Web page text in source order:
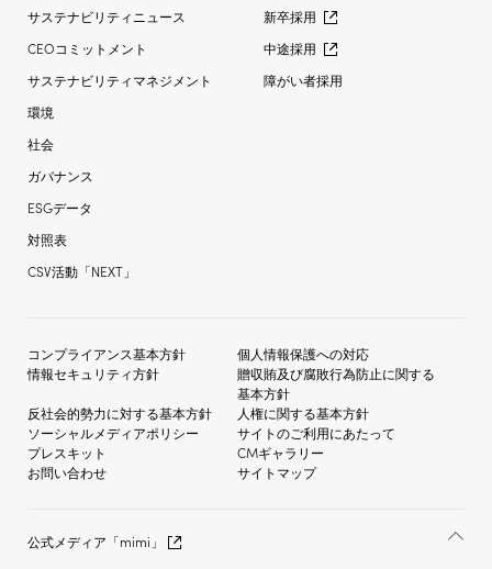
サステナビリティニュース
CEOコミットメント
サステナビリティマネジメント
環境
社会
ガバナンス
ESGデータ
対照表
CSV活動「NEXT」
新卒採用
中途採用
障がい者採用
コンプライアンス基本方針
個人情報保護への対応
情報セキュリティ方針
贈収賄及び腐敗行為防止に関する
基本方針
反社会的勢力に対する基本方針
人権に関する基本方針
ソーシャルメディアポリシー
サイトのご利用にあたって
プレスキット
CMギャラリー
お問い合わせ
サイトマップ
公式メディア「mimi」